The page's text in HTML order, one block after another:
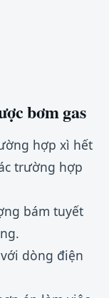
bơm gas
hợp xì hết
trường hợp
bám tuyết
dòng điện